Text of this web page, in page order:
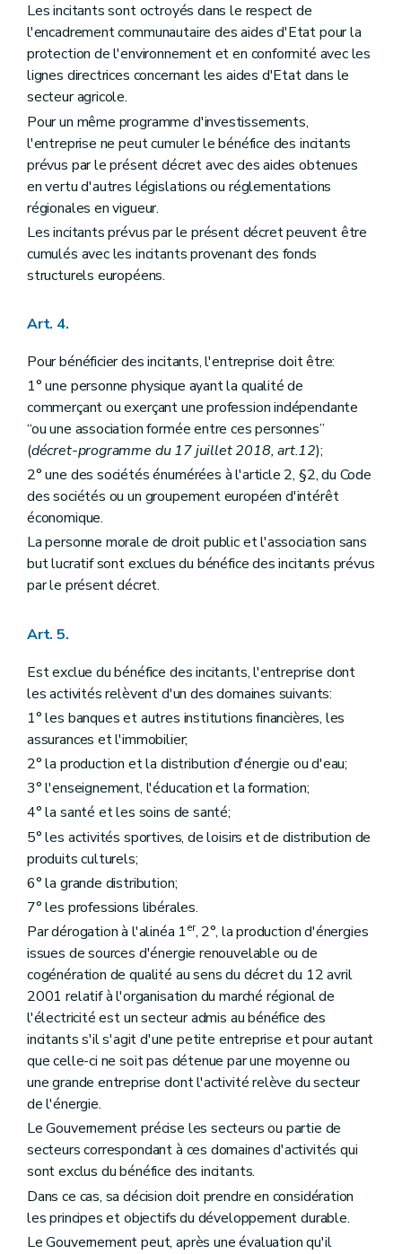
Les incitants sont octroyés dans le respect de
l'encadrement communautaire des aides d'Etat pour la
protection de l'environnement et en conformité avec les
lignes directrices concernant les aides d'Etat dans le
secteur agricole.
Pour un même programme d'investissements,
l'entreprise ne peut cumuler le bénéfice des incitants
prévus par le présent décret avec des aides obtenues
en vertu d'autres législations ou réglementations
régionales en vigueur.
Les incitants prévus par le présent décret peuvent être
cumulés avec les incitants provenant des fonds
structurels européens.
Art. 4.
Pour bénéficier des incitants, l'entreprise doit être:
1° une personne physique ayant la qualité de
commerçant ou exerçant une profession indépendante
“ou une association formée entre ces personnes”
(décret-programme du 17 juillet 2018, art.12);
2° une des sociétés énumérées à l'article 2, §2, du Code
des sociétés ou un groupement européen d'intérêt
économique.
La personne morale de droit public et l'association sans
but lucratif sont exclues du bénéfice des incitants prévus
par le présent décret.
Art. 5.
Est exclue du bénéfice des incitants, l'entreprise dont
les activités relèvent d'un des domaines suivants:
1° les banques et autres institutions financières, les
assurances et l'immobilier;
2° la production et la distribution d'énergie ou d'eau;
3° l'enseignement, l'éducation et la formation;
4° la santé et les soins de santé;
5° les activités sportives, de loisirs et de distribution de
produits culturels;
6° la grande distribution;
7° les professions libérales.
Par dérogation à l'alinéa 1er, 2°, la production d'énergies
issues de sources d'énergie renouvelable ou de
cogénération de qualité au sens du décret du 12 avril
2001 relatif à l'organisation du marché régional de
l'électricité est un secteur admis au bénéfice des
incitants s'il s'agit d'une petite entreprise et pour autant
que celle-ci ne soit pas détenue par une moyenne ou
une grande entreprise dont l'activité relève du secteur
de l'énergie.
Le Gouvernement précise les secteurs ou partie de
secteurs correspondant à ces domaines d'activités qui
sont exclus du bénéfice des incitants.
Dans ce cas, sa décision doit prendre en considération
les principes et objectifs du développement durable.
Le Gouvernement peut, après une évaluation qu'il